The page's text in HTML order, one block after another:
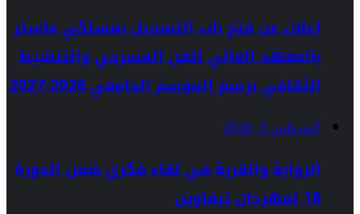
إعلان عن فتح باب التسجيل بمسلكي ماستر
بالمعهد العالي للفن المسرحي والتنشيط
الثقافي برسم الموسم الجامعي 2026-2027
أغسطس 3, 2026
الرواية والقرية في لقاء فكري ضمن الدورة
18 لمهرجان تيفاوين